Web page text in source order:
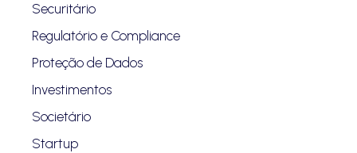
Securitário
Regulatório e Compliance
Proteção de Dados
Investimentos
Societário
Startup